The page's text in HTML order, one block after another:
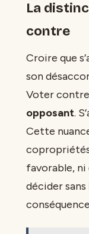
La
contre
Croire que
son
Voter
opposant.
Cette
copropriétés
favorable,
décider